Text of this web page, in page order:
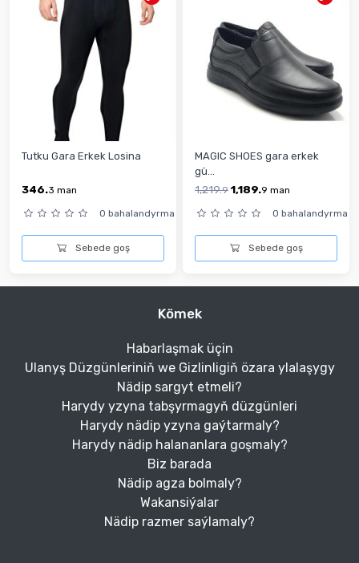
Tutku Gara Erkek Losina
346.3 man
0 bahalandyrma
Sebede goş
MAGIC SHOES gara erkek
gü...
1,219.9 1,189.9 man
0 bahalandyrma
Sebede goş
Kömek
Habarlaşmak üçin
Ulanyş Düzgünleriniň we Gizlinligiň özara ylalaşygy
Nädip sargyt etmeli?
Harydy yzyna tabşyrmagyň düzgünleri
Harydy nädip yzyna gaýtarmaly?
Harydy nädip halananlara goşmaly?
Biz barada
Nädip agza bolmaly?
Wakansiýalar
Nädip razmer saýlamaly?